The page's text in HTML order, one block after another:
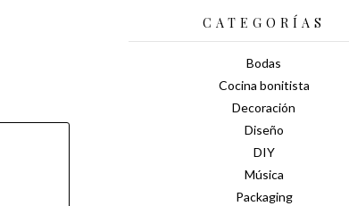
CATEGORÍAS
Bodas
Cocina bonitista
Decoración
Diseño
DIY
Música
Packaging